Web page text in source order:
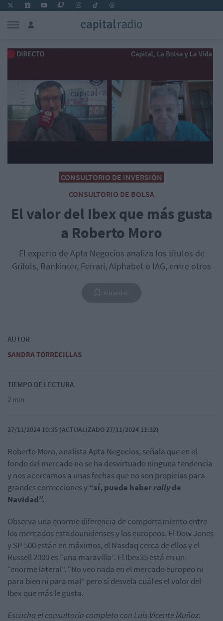
CONSULTORIO DE INVERSIÓN
CONSULTORIO DE BOLSA
El valor del Ibex que más gusta
a Roberto Moro
El experto de Apta Negocios analiza los títulos de
Grifols, Bankinter, Ferrari, Alphabet o IAG, entre otros
AUTOR
SANDRA TORRECILLAS
TIEMPO DE LECTURA
2 min
27/11/2024 10:35 (ACTUALIZADO 27/11/2024 11:32)
Roberto Moro, analista Apta Negocios, señala que en el
fondo del mercado no se ha desvirtuado ninguna tendencia
y nos acercamos a unas fechas que no son propicias para
grandes correcciones y“sí, puede haberrallyde
Navidad”.
Observa una enorme diferencia de comportamiento entre
los mercados estadounidenses y los europeos. El Dow Jones
y SP 500 están en máximos, el Nasdaq cerca de ellos y el
Russell 2000 es “una maravilla”. El Ibex35 está en un
“enorme lateral”. “No veo nada en el mercado europeo ni
para bien ni para mal” pero sí desvela cuál es el valor del
Ibex que más le gusta.
Escucha el consultorio completo con Luis Vicente Muñoz: